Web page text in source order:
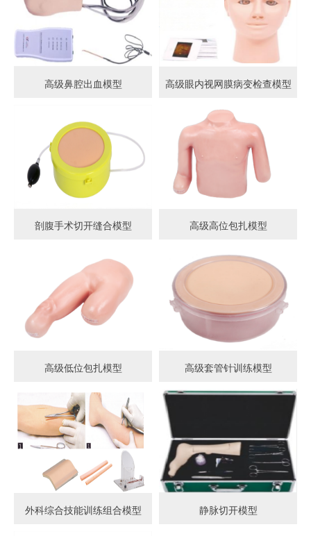
高级鼻腔出血模型 高级眼内视网膜病变检查模型
剖腹手术切开缝合模型 高级高位包扎模型
高级低位包扎模型 高级套管针训练模型
外科综合技能训练组合模型 静脉切开模型